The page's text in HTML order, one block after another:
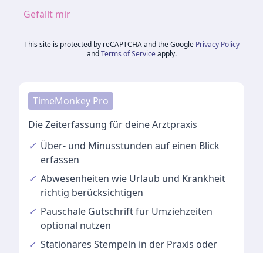
Gefällt mir
This site is protected by reCAPTCHA and the Google Privacy Policy
and Terms of Service apply.
TimeMonkey Pro
Die Zeiterfassung für deine Arztpraxis
✓ Über- und Minusstunden auf einen Blick
erfassen
✓ Abwesenheiten wie Urlaub und Krankheit
richtig berücksichtigen
✓ Pauschale Gutschriftfür Umziehzeiten
optional nutzen
✓ Stationäres Stempeln in der Praxis oder